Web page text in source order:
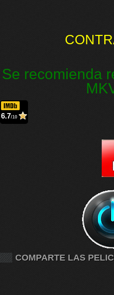
Se recomienda
6.7/10
COMPARTE LAS